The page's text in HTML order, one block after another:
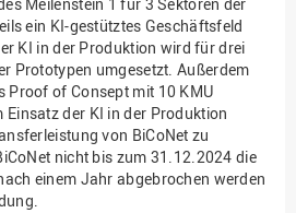
ein KI-gestütztes Geschäftsfeld
KI in der Produktion wird für drei
Prototypen umgesetzt. Außerdem
Proof of Consept mit 10 KMU
der KI in der Produktion
von BiCoNet zu
nicht bis zum 31.12.2024 die
einem Jahr abgebrochen werden